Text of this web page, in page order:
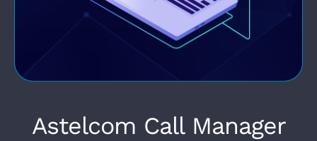
Astelcom Call Manager